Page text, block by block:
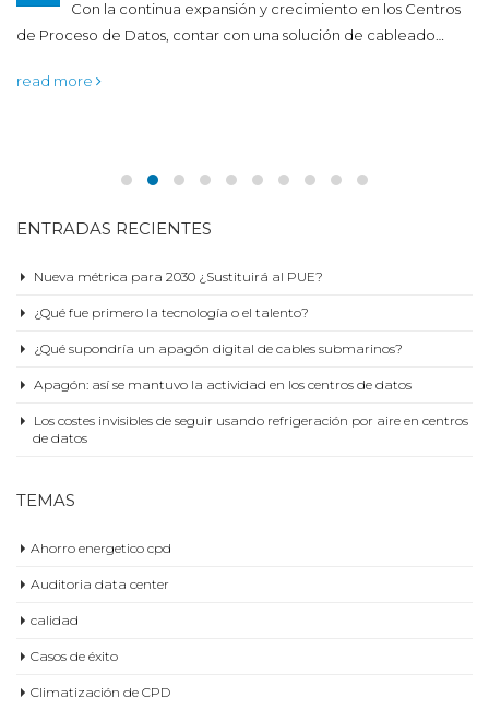
Con la continua expansión y crecimiento en los Centros
de Proceso de Datos, contar con una solución de cableado…
read more
¿Qué supondría un apagón digital de cables submarinos?
Apagón: así se mantuvo la actividad en los centros de datos
Los costes invisibles de seguir usando refrigeración por aire en centros
TEMAS
calidad
Casos de éxito
Climatización de CPD
Commissioning
Construccion CPD